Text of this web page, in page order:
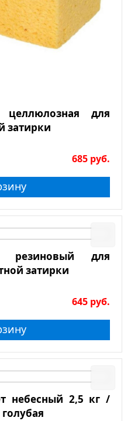
целлюлозная для
затирки
685 руб.
резиновый для
затирки
645 руб.
небесный 2,5 кг /